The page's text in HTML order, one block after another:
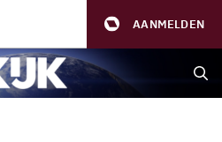
AANMELDEN